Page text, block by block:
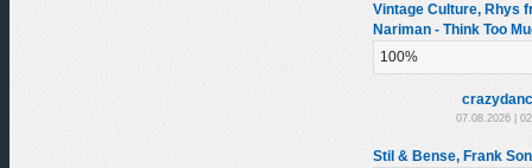
Vintage Culture, Rhys
Nariman - Think Too
100%
07.08.2026 |
Stil & Bense, Frank